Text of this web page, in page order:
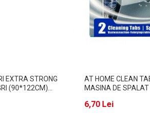
EXTRA STRONG
(90*122CM)
AT HOME CLEAN
MASINA DE
6,70 Lei